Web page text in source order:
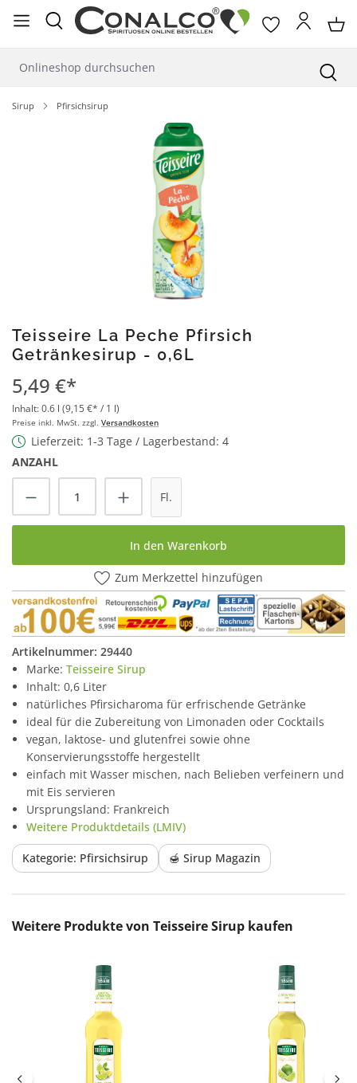
springen
Sirup Pfirsichsirup
Bildergalerie überspringen
Teisseire La Peche Pfirsich
Getränkesirup - 0,6L
5,49 €*
Inhalt:0.6 l (9,15 €* / 1 l)
Preise inkl. MwSt. zzgl. Versandkosten
Lieferzeit: 1-3 Tage / Lagerbestand: 4
ANZAHL
Produkt Anzahl: Gib den gewünschten
Fl.
In den Warenkorb
Zum Merkzettel hinzufügen
Artikelnummer: 29440
Marke: Teisseire Sirup
Inhalt: 0,6 Liter
natürliches Pfirsicharoma für erfrischende Getränke
ideal für die Zubereitung von Limonaden oder Cocktails
vegan, laktose- und glutenfrei sowie ohne
Konservierungsstoffe hergestellt
einfach mit Wasser mischen, nach Belieben verfeinern und
mit Eis servieren
Ursprungsland: Frankreich
Weitere Produktdetails (LMIV)
Kategorie: Pfirsichsirup 🍯 Sirup Magazin
Produktgalerie überspringen
Weitere Produkte von Teisseire Sirup kaufen